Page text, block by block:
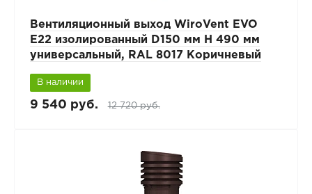
Вентиляционный выход WiroVent EVO
E22 изолированный D150 мм Н 490 мм
универсальный, RAL 8017 Коричневый
В наличии
9 540 руб. 12 720 руб.